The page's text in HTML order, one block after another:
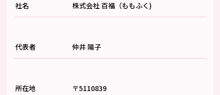
社名 株式会社 百福（ももふく)
代表者 仲井 陽子
所在地
〒5110839